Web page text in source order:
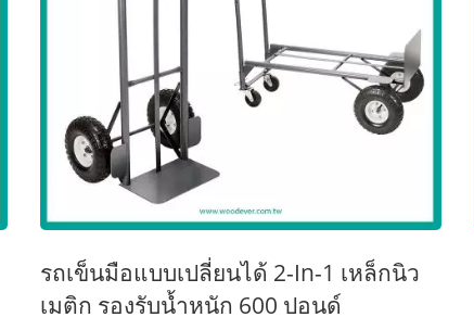
รถเข็นมือแบบเปลี่ยนได้ 2-In-1 เหล็กนิว
เมติก รองรับน้ำหนัก 600 ปอนด์